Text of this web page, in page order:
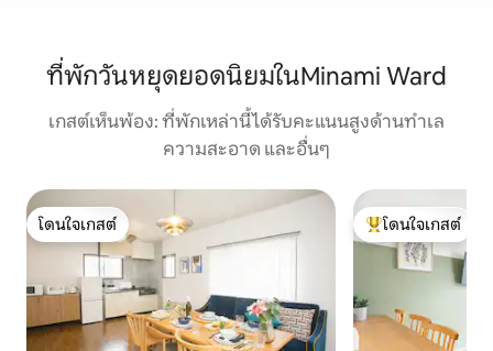
ที่พักวันหยุดยอดนิยมในMinami Ward
เกสต์เห็นพ้อง: ที่พักเหล่านี้ได้รับคะแนนสูงด้านทำเล
ความสะอาด และอื่นๆ
โดนใจเกสต์
โดนใจเกสต์
โดนใจเกสต์ที่สุด
โดนใจเกสต์